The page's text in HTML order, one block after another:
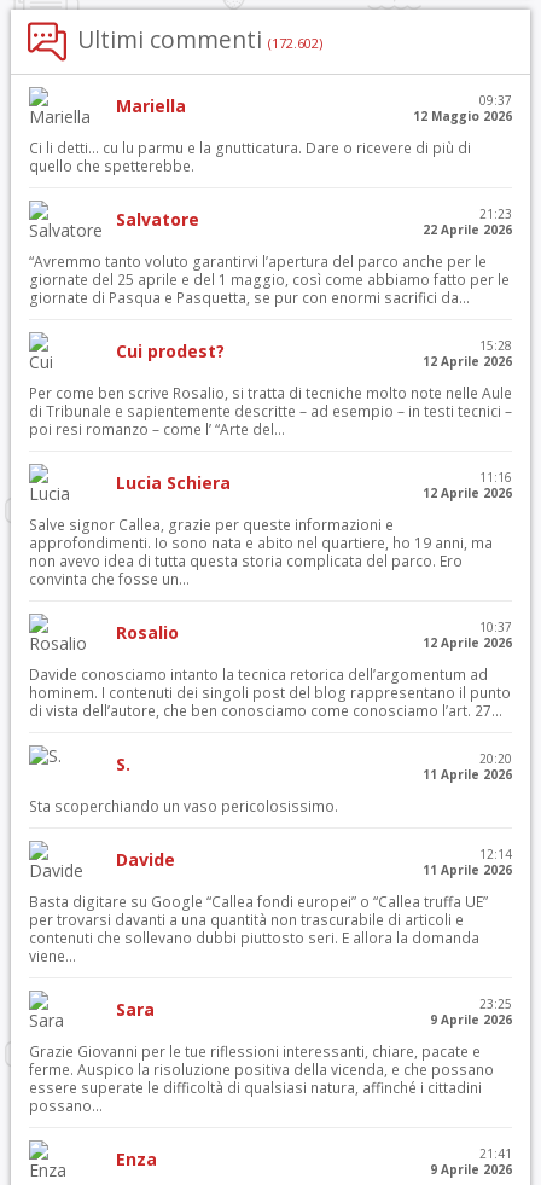
Ultimi commenti (172.602)
Mariella
09:37
12 Maggio 2026
Ci li detti… cu lu parmu e la gnutticatura. Dare o ricevere di più di
quello che spetterebbe.
Salvatore
21:23
22 Aprile 2026
“Avremmo tanto voluto garantirvi l’apertura del parco anche per le
giornate del 25 aprile e del 1 maggio, così come abbiamo fatto per le
giornate di Pasqua e Pasquetta, se pur con enormi sacrifici da...
Cui prodest?
15:28
12 Aprile 2026
Per come ben scrive Rosalio, si tratta di tecniche molto note nelle Aule
di Tribunale e sapientemente descritte – ad esempio – in testi tecnici –
poi resi romanzo – come l’ “Arte del...
Lucia Schiera
11:16
12 Aprile 2026
Salve signor Callea, grazie per queste informazioni e
approfondimenti. Io sono nata e abito nel quartiere, ho 19 anni, ma
non avevo idea di tutta questa storia complicata del parco. Ero
convinta che fosse un...
Rosalio
10:37
12 Aprile 2026
Davide conosciamo intanto la tecnica retorica dell’argomentum ad
hominem. I contenuti dei singoli post del blog rappresentano il punto
di vista dell’autore, che ben conosciamo come conosciamo l’art. 27...
S.
20:20
11 Aprile 2026
Sta scoperchiando un vaso pericolosissimo.
Davide
12:14
11 Aprile 2026
Basta digitare su Google “Callea fondi europei” o “Callea truffa UE”
per trovarsi davanti a una quantità non trascurabile di articoli e
contenuti che sollevano dubbi piuttosto seri. E allora la domanda
viene...
Sara
23:25
9 Aprile 2026
Grazie Giovanni per le tue riflessioni interessanti, chiare, pacate e
ferme. Auspico la risoluzione positiva della vicenda, e che possano
essere superate le difficoltà di qualsiasi natura, affinché i cittadini
possano...
Enza
21:41
9 Aprile 2026